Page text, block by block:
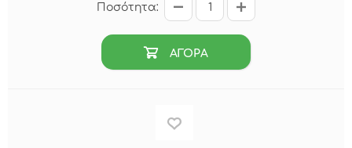
Ποσότητα:
ΑΓΟΡΑ